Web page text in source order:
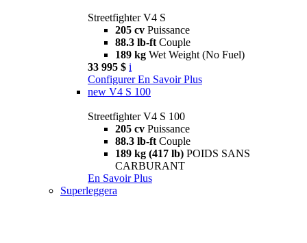
Streetfighter V4 S
205 cv Puissance
88.3 lb-ft Couple
189 kg Wet Weight (No Fuel)
33 995 $ i
Configurer En Savoir Plus
new V4 S 100
Streetfighter V4 S 100
205 cv Puissance
88.3 lb-ft Couple
189 kg (417 lb) POIDS SANS
CARBURANT
En Savoir Plus
Superleggera